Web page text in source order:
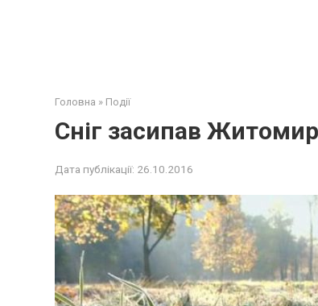
Головна » Події
Сніг засипав
Дата публікації: 26.10.2016